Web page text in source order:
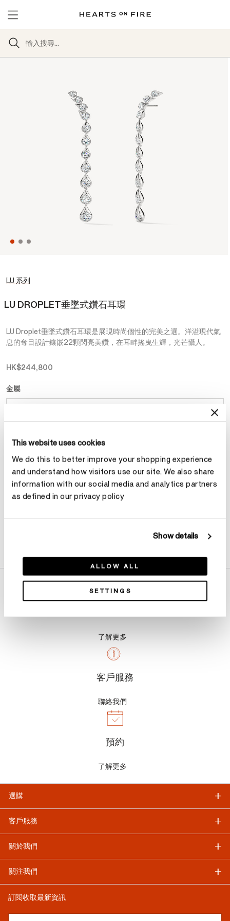
This website uses cookies
We do this to better improve your shopping experience
and understand how visitors use our site. We also share
information with our social media and analytics partners
as defined in our privacy policy
Show details
ALLOW ALL
SETTINGS
LU 系列
LU DROPLET垂墜式鑽石耳環
LU Droplet垂墜式鑽石耳環是展現時尚個性的完美之選。洋溢現代氣
息的奪目設計鑲嵌22顆閃亮美鑽，在耳畔搖曳生輝，光芒懾人。
HK$244,800
金屬
了解更多
客戶服務
聯絡我們
預約
了解更多
選購
客戶服務
關於我們
關注我們
訂閱收取最新資訊